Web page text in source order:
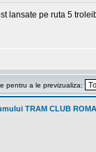
lansate pe ruta 5
pentru a le previzualiza:
TRAM CLUB